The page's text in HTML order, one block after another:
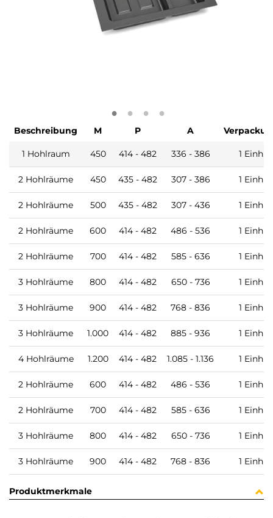
Beschreibung M P A
1 Hohlraum 450 414 - 482 336 - 386 1 Einh
2 Hohlräume 450 435 - 482 307 - 386 1 Einh
2 Hohlräume 500 435 - 482 307 - 436 1 Einh
2 Hohlräume 600 414 - 482 486 - 536 1 Einh
2 Hohlräume 700 414 - 482 585 - 636 1 Einh
3 Hohlräume 800 414 - 482 650 - 736 1 Einh
3 Hohlräume 900 414 - 482 768 - 836 1 Einh
3 Hohlräume 1.000 414 - 482 885 - 936 1 Einh
4 Hohlräume 1.200 414 - 482 1.085 - 1.136 1 Einh
2 Hohlräume 600 414 - 482 486 - 536 1 Einh
2 Hohlräume 700 414 - 482 585 - 636 1 Einh
3 Hohlräume 800 414 - 482 650 - 736 1 Einh
3 Hohlräume 900 414 - 482 768 - 836 1 Einh
Produktmerkmale